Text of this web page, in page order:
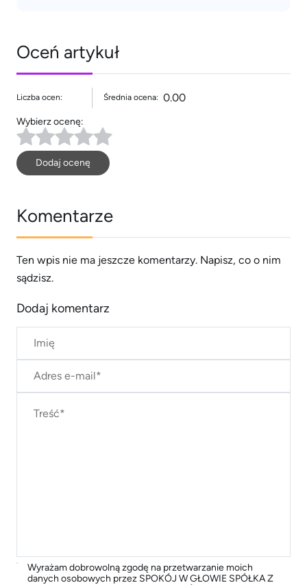
Oceń artykuł
Liczba ocen: Średnia ocena: 0.00
Wybierz ocenę:
Dodaj ocenę
Komentarze
Ten wpis nie ma jeszcze komentarzy. Napisz, co o nim
sądzisz.
Dodaj komentarz
Wyrażam dobrowolną zgodę na przetwarzanie moich
danych osobowych przez SPOKÓJ W GŁOWIE SPÓŁKA Z